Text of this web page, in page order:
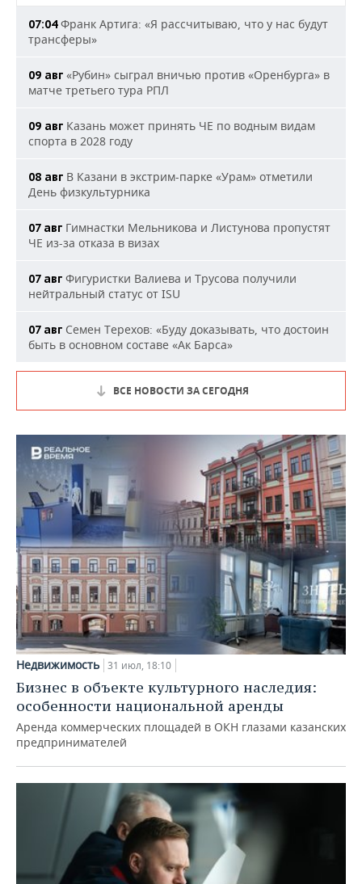
07:04Франк Артига: «Я рассчитываю, что у нас будут
трансферы»
09 авг «Рубин» сыграл вничью против «Оренбурга» в
матче третьего тура РПЛ
09 авг Казань может принять ЧЕ по водным видам
спорта в 2028 году
08 авг В Казани в экстрим-парке «Урам» отметили
День физкультурника
07 авг Гимнастки Мельникова и Листунова пропустят
ЧЕ из-за отказа в визах
07 авг Фигуристки Валиева и Трусова получили
нейтральный статус от ISU
07 авг Семен Терехов: «Буду доказывать, что достоин
быть в основном составе «Ак Барса»
ВСЕ НОВОСТИ ЗА СЕГОДНЯ
Недвижимость 31 июл, 18:10
Бизнес в объекте культурного наследия:
особенности национальной аренды
Аренда коммерческих площадей в ОКН глазами казанских
предпринимателей